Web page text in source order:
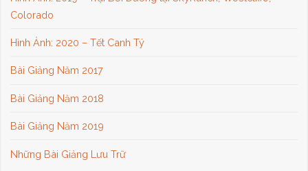
Colorado
Hình Ảnh: 2020 – Tết Canh Tý
Bài Giảng Năm 2017
Bài Giảng Năm 2018
Bài Giảng Năm 2019
Những Bài Giảng Lưu Trữ